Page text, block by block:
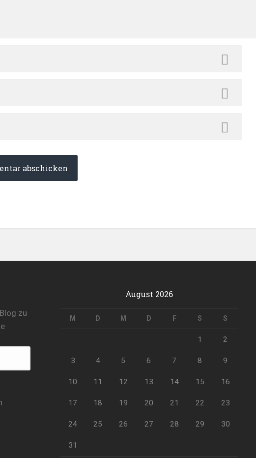
zu
August 2026
M D M D F S S
1 2
3 4 5 6 7 8 9
10 11 12 13 14 15 16
17 18 19 20 21 22 23
24 25 26 27 28 29 30
31